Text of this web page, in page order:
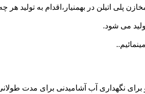
نیاز این نوع از مخازن پلی اتیلن در بهمنیار،اقدام
می شود.
برای نگهداری آب آشامیدنی برای مدت